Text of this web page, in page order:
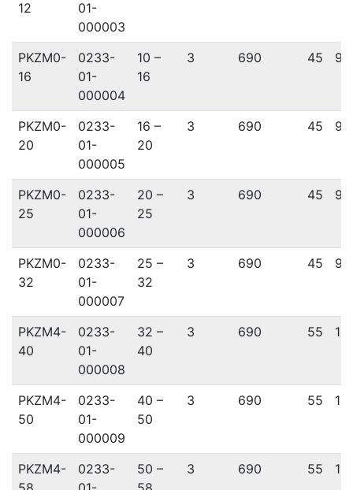
12
01-
000003
PKZM0-
16
0233-
01-
000004
10 –
16
3 690 45 93
PKZM0-
20
0233-
01-
000005
16 –
20
3 690 45 93
PKZM0-
25
0233-
01-
000006
20 –
25
3 690 45 93
PKZM0-
32
0233-
01-
000007
25 –
32
3 690 45 93
PKZM4-
40
0233-
01-
000008
32 –
40
3 690 55
PKZM4-
50
0233-
01-
000009
40 –
50
3 690 55
PKZM4-
0233-
50 –
3 690 55